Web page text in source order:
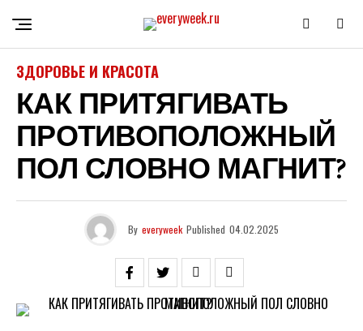
ЗДОРОВЬЕ И КРАСОТА
КАК ПРИТЯГИВАТЬ
ПРОТИВОПОЛОЖНЫЙ
ПОЛ СЛОВНО МАГНИТ?
By everyweek Published 04.02.2025